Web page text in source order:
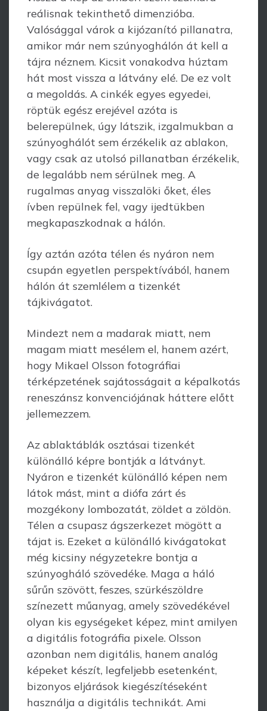
reálisnak tekinthető dimenzióba.
Valósággal várok a kijózanító pillanatra,
amikor már nem szúnyoghálón át kell a
tájra néznem. Kicsit vonakodva húztam
hát most vissza a látvány elé. De ez volt
a megoldás. A cinkék egyes egyedei,
röptük egész erejével azóta is
belerepülnek, úgy látszik, izgalmukban a
szúnyoghálót sem érzékelik az ablakon,
vagy csak az utolsó pillanatban érzékelik,
de legalább nem sérülnek meg. A
rugalmas anyag visszalöki őket, éles
ívben repülnek fel, vagy ijedtükben
megkapaszkodnak a hálón.
Így aztán azóta télen és nyáron nem
csupán egyetlen perspektívából, hanem
hálón át szemlélem a tizenkét
tájkivágatot.
Mindezt nem a madarak miatt, nem
magam miatt mesélem el, hanem azért,
hogy Mikael Olsson fotográfiai
térképzetének sajátosságait a képalkotás
reneszánsz konvenciójának háttere előtt
jellemezzem.
Az ablaktáblák osztásai tizenkét
különálló képre bontják a látványt.
Nyáron e tizen­két különálló képen nem
látok mást, mint a diófa zárt és
mozgékony lom­bozatát, zöldet a zöldön.
Télen a csupasz ágszerkezet mögött a
tájat is. Ezeket a különálló kivágatokat
még kicsiny négyzetekre bontja a
szúnyogháló szövedéke. Maga a háló
sűrűn szövött, feszes, szürkészöldre
színezett műanyag, amely szöve­dékével
olyan kis egységeket képez, mint amilyen
a digitális fotográfia pixele. Olsson
azonban nem digitális, hanem analóg
képeket készít, legfeljebb esetenként,
bizonyos eljárások kiegészítéseként
használja a digitális technikát. Ami